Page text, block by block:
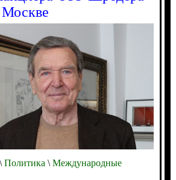
Москве
Политика\Международные